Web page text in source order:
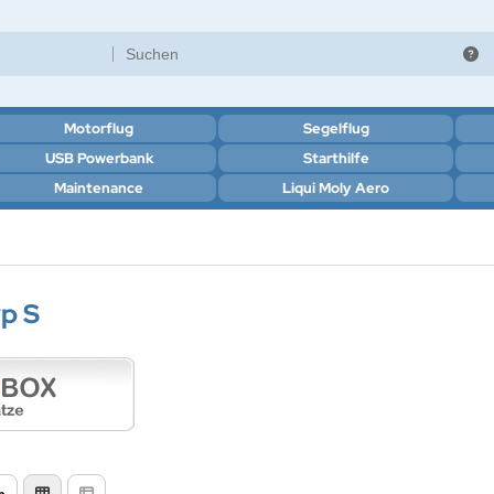
Motorflug
Segelflug
USB Powerbank
Starthilfe
Maintenance Liqui Moly Aero
S